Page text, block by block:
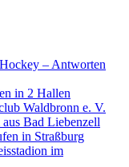
– Antworten
in 2 Hallen
Waldbronn e. V.
Bad Liebenzell
in Straßburg
im